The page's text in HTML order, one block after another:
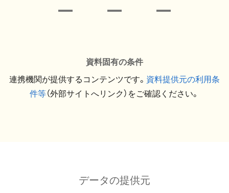
資料固有の条件
連携機関が提供するコンテンツです。 資料提供元の利用条
件等（外部サイトへリンク）をご確認ください。
データの提供元